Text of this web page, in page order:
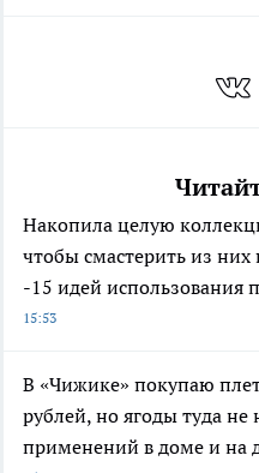
Накопила целую
чтобы смастерить из
-15 идей использования
15:53
В «Чижике» покупаю
рублей, но ягоды туда
применений в доме и на